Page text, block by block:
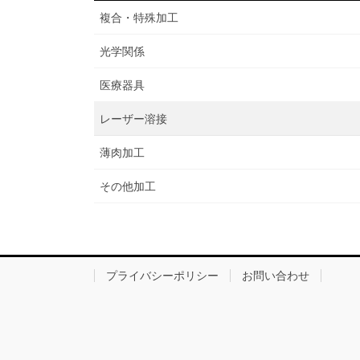
複合・特殊加工
光学関係
医療器具
レーザー溶接
薄肉加工
その他加工
プライバシーポリシー お問い合わせ